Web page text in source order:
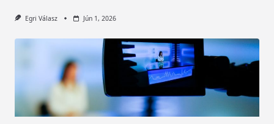
Egri Válasz Jún 1, 2026